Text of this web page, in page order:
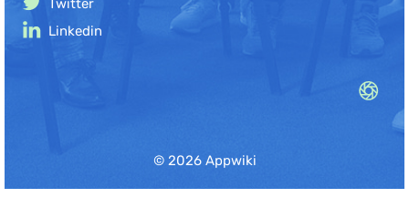
Twitter
Linkedin
© 2026 Appwiki